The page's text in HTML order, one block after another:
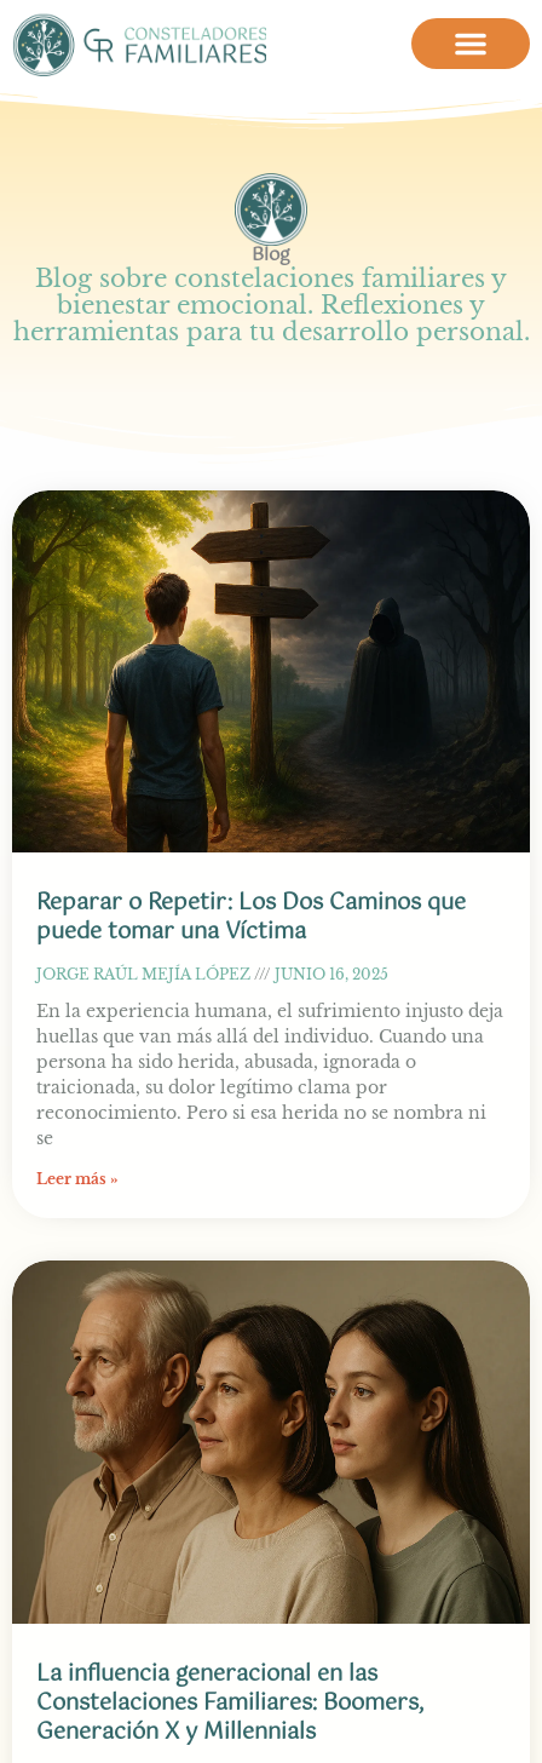
al
contenido
Blog
Blog sobre constelaciones familiares y
bienestar emocional. Reflexiones y
herramientas para tu desarrollo personal.
Reparar o Repetir: Los Dos Caminos que
puede tomar una Víctima
JORGE RAÚL MEJÍA LÓPEZ JUNIO 16, 2025
En la experiencia humana, el sufrimiento injusto deja
huellas que van más allá del individuo. Cuando una
persona ha sido herida, abusada, ignorada o
traicionada, su dolor legítimo clama por
reconocimiento. Pero si esa herida no se nombra ni
se
Leer más »
La influencia generacional en las
Constelaciones Familiares: Boomers,
Generación X y Millennials